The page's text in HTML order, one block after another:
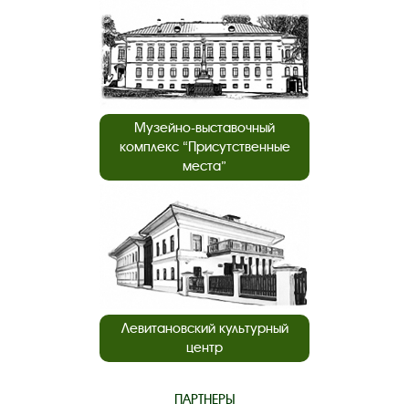
Музейно-выставочный
комплекс “Присутственные
места”
Левитановский культурный
центр
ПАРТНЕРЫ